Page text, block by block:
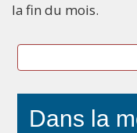
la fin du mois.
Dans la